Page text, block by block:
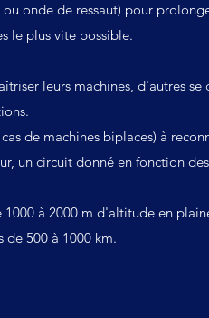
ou onde de ressaut) pour
le plus vite possible.
leurs machines, d'autres se
de machines biplaces) à
un circuit donné en fonction
à 2000 m d'altitude en
de 500 à 1000 km.